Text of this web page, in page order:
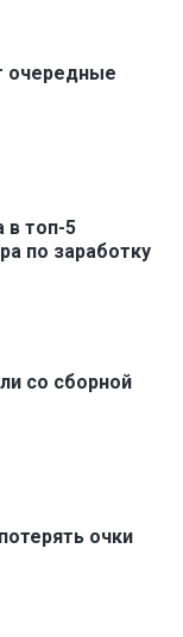
очередные
в топ-5
по заработку
со сборной
очки